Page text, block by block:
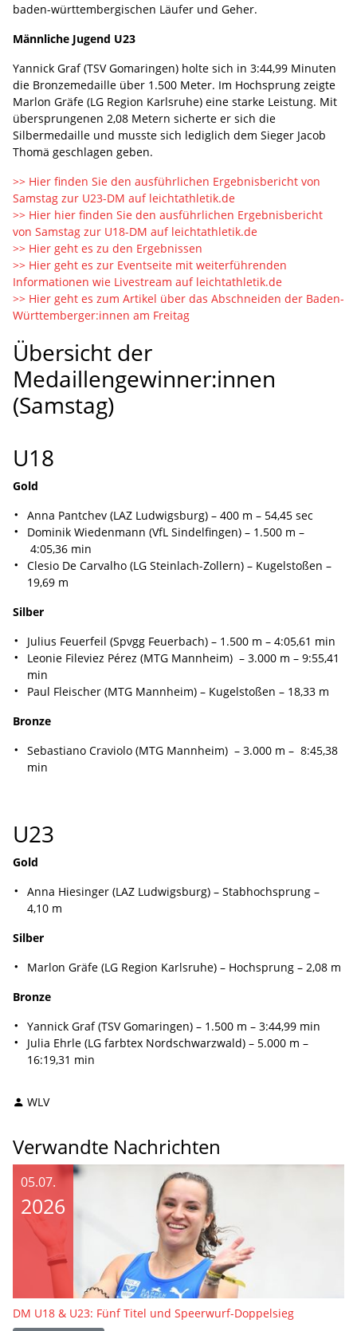
baden-württembergischen Läufer und Geher.
Männliche Jugend U23
Yannick Graf (TSV Gomaringen) holte sich in 3:44,99 Minuten
die Bronzemedaille über 1.500 Meter. Im Hochsprung zeigte
Marlon Gräfe (LG Region Karlsruhe) eine starke Leistung. Mit
übersprungenen 2,08 Metern sicherte er sich die
Silbermedaille und musste sich lediglich dem Sieger Jacob
Thomä geschlagen geben.
>> Hier finden Sie den ausführlichen Ergebnisbericht von
Samstag zur U23-DM auf leichtathletik.de
>> Hier hier finden Sie den ausführlichen Ergebnisbericht
von Samstag zur U18-DM auf leichtathletik.de
>> Hier geht es zu den Ergebnissen
>> Hier geht es zur Eventseite mit weiterführenden
Informationen wie Livestream auf leichtathletik.de
>> Hier geht es zum Artikel über das Abschneiden der Baden-
Württemberger:innen am Freitag
Übersicht der
Medaillengewinner:innen
(Samstag)
U18
Gold
Anna Pantchev (LAZ Ludwigsburg) – 400 m – 54,45 sec
Dominik Wiedenmann (VfL Sindelfingen) – 1.500 m –
4:05,36 min
Clesio De Carvalho (LG Steinlach-Zollern) – Kugelstoßen –
19,69 m
Silber
Julius Feuerfeil (Spvgg Feuerbach) – 1.500 m – 4:05,61 min
Leonie Fileviez Pérez (MTG Mannheim) – 3.000 m – 9:55,41
min
Paul Fleischer (MTG Mannheim) – Kugelstoßen – 18,33 m
Bronze
Sebastiano Craviolo (MTG Mannheim) – 3.000 m – 8:45,38
min
U23
Gold
Anna Hiesinger (LAZ Ludwigsburg) – Stabhochsprung –
4,10 m
Silber
Marlon Gräfe (LG Region Karlsruhe) – Hochsprung – 2,08 m
Bronze
Yannick Graf (TSV Gomaringen) – 1.500 m – 3:44,99 min
Julia Ehrle (LG farbtex Nordschwarzwald) – 5.000 m –
16:19,31 min
WLV
Verwandte Nachrichten
05.07.
2026
DM U18 & U23: Fünf Titel und Speerwurf-Doppelsieg